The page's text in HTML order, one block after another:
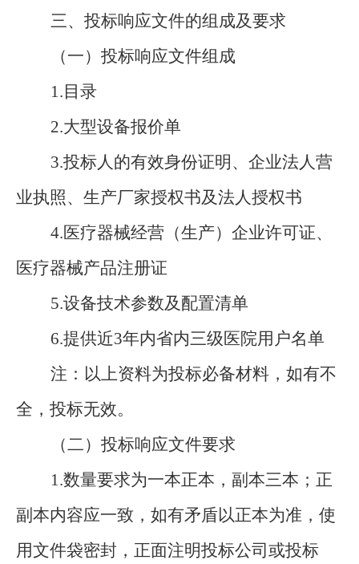
三、投标响应文件的组成及要求
（一）投标响应文件组成
1.目录
2.大型设备报价单
3.投标人的有效身份证明、企业法人营
业执照、生产厂家授权书及法人授权书
4.医疗器械经营（生产）企业许可证、
医疗器械产品注册证
5.设备技术参数及配置清单
6.提供近3年内省内三级医院用户名单
注：以上资料为投标必备材料，如有不
全，投标无效。
（二）投标响应文件要求
1.数量要求为一本正本，副本三本；正
副本内容应一致，如有矛盾以正本为准，使
用文件袋密封，正面注明投标公司或投标